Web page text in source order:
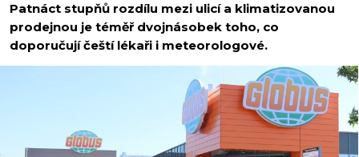
Patnáct stupňů rozdílu mezi ulicí a klimatizovanou
prodejnou je téměř dvojnásobek toho, co
doporučují čeští lékaři i meteorologové.